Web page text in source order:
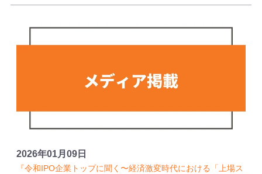
『令和IPO企業トップに聞く〜経済激変時代における「上場ス
2026年01月09日